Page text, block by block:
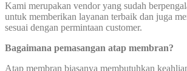
Kami merupakan vendor yang sudah
untuk memberikan layanan terbaik dan juga
sesuai dengan permintaan customer.
Bagaimana pemasangan atap membran?
Atap membran biasanya membutuhkan